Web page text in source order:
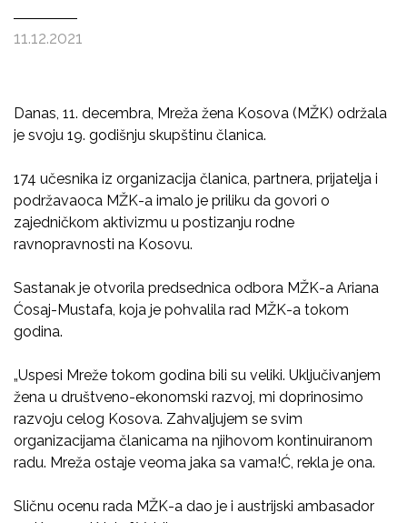
11.12.2021
Danas, 11. decembra, Mreža žena Kosova (MŽK) održala
je svoju 19. godišnju skupštinu članica.
174 učesnika iz organizacija članica, partnera, prijatelja i
podržavaoca MŽK-a imalo je priliku da govori o
zajedničkom aktivizmu u postizanju rodne
ravnopravnosti na Kosovu.
Sastanak je otvorila predsednica odbora MŽK-a Ariana
Ćosaj-Mustafa, koja je pohvalila rad MŽK-a tokom
godina.
„Uspesi Mreže tokom godina bili su veliki. Uključivanjem
žena u društveno-ekonomski razvoj, mi doprinosimo
razvoju celog Kosova. Zahvaljujem se svim
organizacijama članicama na njihovom kontinuiranom
radu. Mreža ostaje veoma jaka sa vama!Ć, rekla je ona.
Sličnu ocenu rada MŽK-a dao je i austrijski ambasador